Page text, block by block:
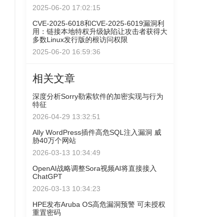
2025-06-20 17:02:15
CVE-2025-6018和CVE-2025-6019漏洞利
用：链接本地特权升级缺陷让攻击者获得大
多数Linux发行版的根访问权限
2025-06-20 16:59:36
相关文章
深度分析Sorry勒索软件的加密实现与行为
特征
2026-04-29 13:32:51
Ally WordPress插件高危SQL注入漏洞 威
胁40万个网站
2026-03-13 10:34:49
OpenAI战略调整Sora视频AI将直接接入
ChatGPT
2026-03-13 10:34:23
HPE发布Aruba OS高危漏洞预警 可未授权
重置密码